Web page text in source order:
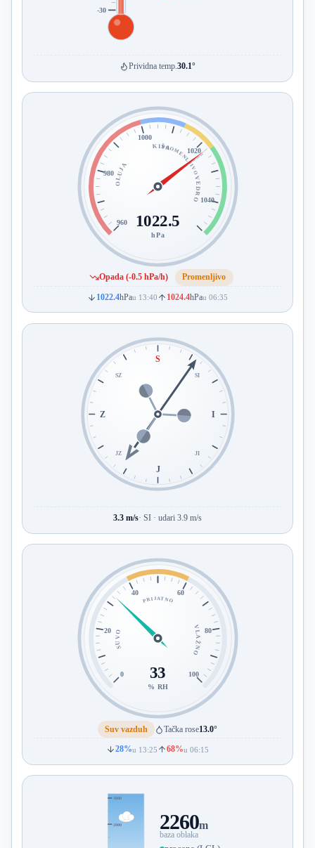
-30
Prividna temp.30.1°
960
980
1000
1020
1040
OLUJA
KIŠAPROMENLJIVO
VEDRO
1022.5
hPa
Opada (-0.5 hPa/h) Promenljivo
1022.4hPau 13:40 1024.4hPau 06:35
S
I
J
Z
SI
JI
JZ
SZ
3.3 m/s· SI · udari 3.9 m/s
0
20
40 60
80
100
SUVO
PRIJATNO
VLAŽNO
33
% RH
Suv vazduh Tačka rose13.0°
28%u 13:25 68%u 06:15
2000
3000
2260m
baza oblaka